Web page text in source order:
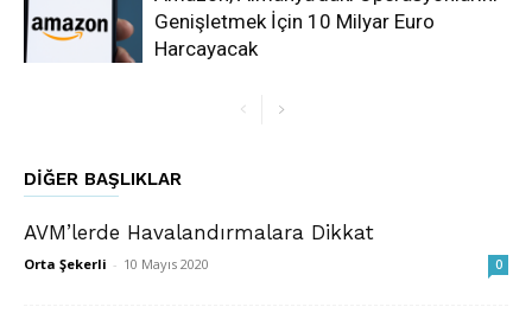
Genişletmek İçin 10 Milyar Euro
Harcayacak
DIĞER BAŞLIKLAR
AVM’lerde Havalandırmalara Dikkat
Orta Şekerli - 10 Mayıs 2020 0